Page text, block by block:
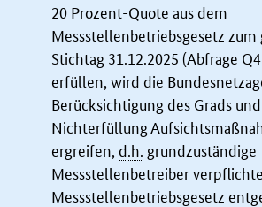
20 Prozent-Quote aus dem
Messstellenbetriebsgesetz
Stichtag 31.12.2025 (Abfrage
erfüllen, wird die
Berücksichtigung des Grads
Nichterfüllung
ergreifen,d.h. grundzuständige
Messstellenbetreiber
Messstellenbetriebsgesetz